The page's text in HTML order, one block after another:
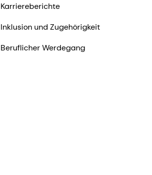
Karriereberichte
Inklusion und Zugehörigkeit
Beruflicher Werdegang